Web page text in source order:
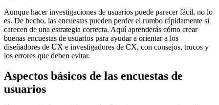
Aunque hacer investigaciones de usuarios puede parecer fácil, no lo
es. De hecho, las encuestas pueden perder el rumbo rápidamente si
carecen de una estrategia correcta. Aquí aprenderás cómo crear
buenas encuestas de usuarios para ayudar a orientar a los
diseñadores de UX e investigadores de CX, con consejos, trucos y
los errores que deben evitar.
Aspectos básicos de las encuestas de
usuarios